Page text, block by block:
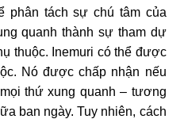
phân tách sự chú tâm của
quanh thành sự tham dự
thuộc. Inemuri có thể được
Nó được chấp nhận nếu
thứ xung quanh – tương
ban ngày. Tuy nhiên, cách